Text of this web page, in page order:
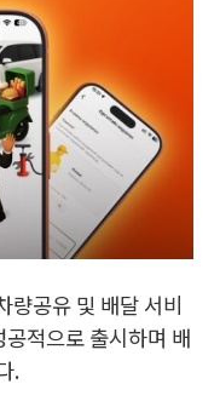
량공유 및 배달 서비
적으로 출시하며 배
.